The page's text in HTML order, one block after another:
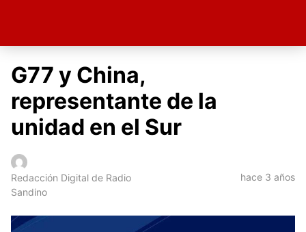
G77 y China,
representante de la
unidad en el Sur
Redacción Digital de Radio
Sandino
hace 3 años